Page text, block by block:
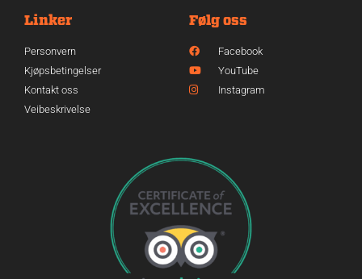
Linker
Personvern
Kjøpsbetingelser
Kontakt oss
Veibeskrivelse
Følg oss
Facebook
YouTube
Instagram